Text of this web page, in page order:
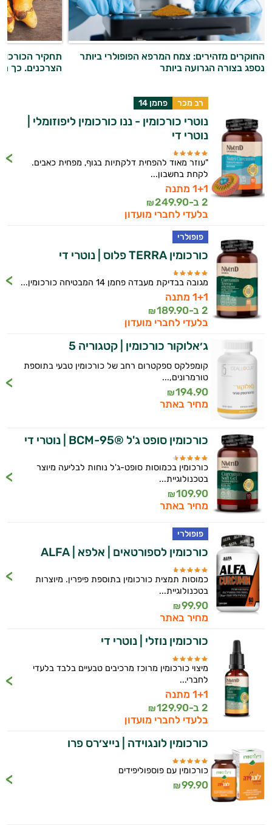
מולטי ויטמינים
תוספי קולגן
Q10
ברזל
ויטמין A
ויטמין B
ויטמין C
ויטמין E
ויטמינים לנשים
ויטמינים לגברים
טבעוניים | VEGAN
כורכום וכורכומין
כרום
מגנזיום
סידן
פרוביוטיקה
אבץ
תוספים לילדים
ג׳ינסנג
ויטמין K
זעפרן
החוקרים מזהירים: צמח המרפא הפופולרי ביותר
נספג בצורה הגרועה ביותר
תחקיר
הצרכנים. כך
רב מכר פחמן 14
נוטרי כורכומין - ננו כורכומין ליפוזומלי |
נוטרי די
"עוזר מאוד להפחית דלקתיות בגוף, מפחית כאבים.
לקחת בחשבון...
1+1 מתנה
2 ב-
249.90
₪
בלעדי לחברי מועדון
פופולרי
כורכומין TERRA פלוס | נוטרי די
מגובה בבדיקת מעבדה פחמן 14 המבטיחה כורכומין...
1+1 מתנה
2 ב-
189.90
₪
בלעדי לחברי מועדון
ג׳אלוקור כורכומין | קטגוריה 5
קומפלקס ספקטרום רחב של כורכומין טבעי בתוספת
טורמרונים,...
194.90
₪
מחיר באתר
כורכומין סופט ג'ל ®BCM-95 | נוטרי די
כורכומין בכמוסות סופט-ג'ל נוחות לבליעה מיוצר
בטכנולוגיית...
109.90
₪
מחיר באתר
פופולרי
כורכומין לספורטאים | אלפא | ALFA
כמוסות תמצית כורכומין בתוספת פיפרין. מיוצרות
בטכנולוגיית...
99.90
₪
מחיר באתר
כורכומין נוזלי | נוטרי די
מיצוי כורכומין מרוכז מרכיבים טבעיים בלבד בלעדי
לחברי...
1+1 מתנה
2 ב-
129.90
₪
בלעדי לחברי מועדון
כורכומין לונגוידה | נייצ׳רס פרו
כורכומין עם פוספוליפידים
99.90
₪